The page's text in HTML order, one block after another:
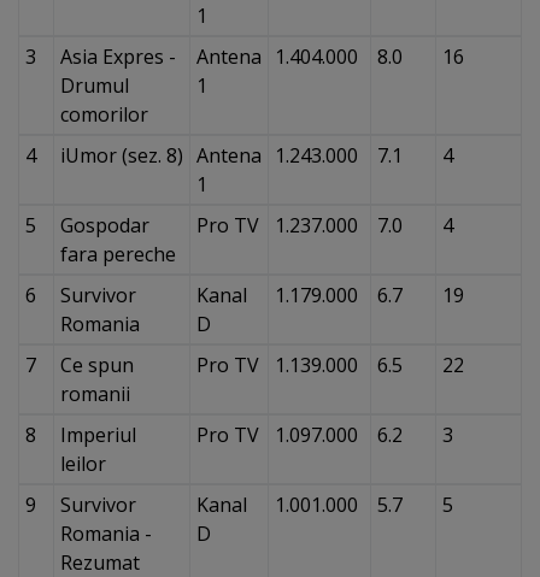
1
3
Asia Expres -
Drumul
comorilor
Antena
1
1.404.000 8.0 16
4 iUmor (sez. 8) Antena
1
1.243.000 7.1 4
5
Gospodar
fara pereche
Pro TV 1.237.000 7.0 4
6
Survivor
Romania
Kanal
D
1.179.000 6.7 19
7
Ce spun
romanii
Pro TV 1.139.000 6.5 22
8
Imperiul
leilor
Pro TV 1.097.000 6.2 3
9
Survivor
Romania -
Rezumat
Kanal
D
1.001.000 5.7 5